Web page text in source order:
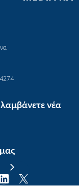
νέα
Linkedin